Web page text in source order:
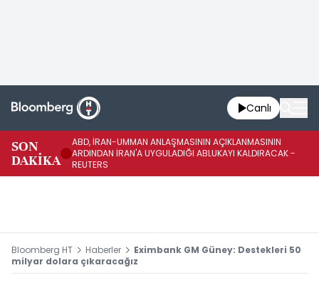
Canlı
SON
DAKİKA
ABD, İRAN-UMMAN ANLAŞMASININ AÇIKLANMASININ
ARDINDAN İRAN'A UYGULADIĞI ABLUKAYI KALDIRACAK -
REUTERS
Bloomberg HT Haberler
Eximbank GM Güney: Destekleri 50
milyar dolara çıkaracağız